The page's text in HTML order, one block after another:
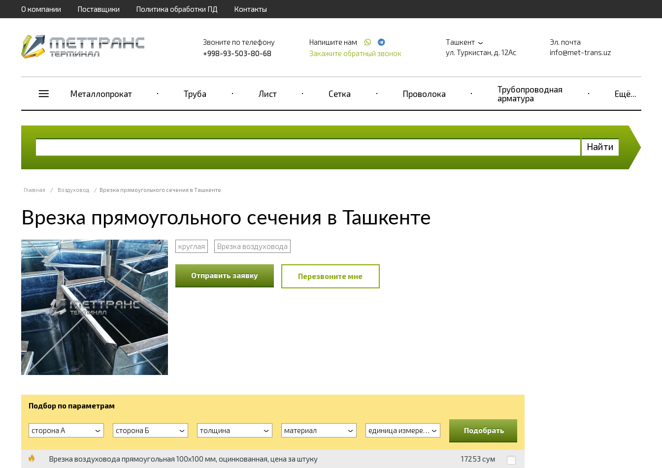
О компании Поставщики Политика обработки ПД Контакты
Звоните по телефону
+998-93-503-80-68
Напишите нам
Закажите обратный звонок
Ташкент
ул. Туркистан, д. 12Ас
Эл. почта
info@met-trans.uz
Металлопрокат Труба Лист Сетка Проволока
Трубопроводная
арматура
Ещё...
Найти
Главная / Воздуховод / Врезка прямоугольного сечения в Ташкенте
Врезка прямоугольного сечения в Ташкенте
круглая Врезка воздуховода
Отправить заявку Перезвоните мне
Подбор по параметрам
сторона А сторона Б толщина материал единица измерения Подобрать
Врезка воздуховода прямоугольная 100х100 мм, оцинкованная, цена за штуку 17253 сум